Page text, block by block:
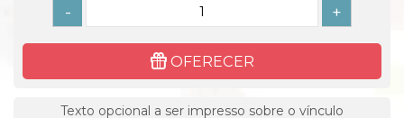
- +
OFERECER
Texto opcional a ser impresso sobre o vínculo